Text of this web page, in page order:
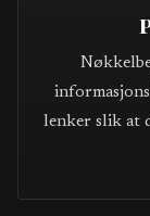
lenker slik at